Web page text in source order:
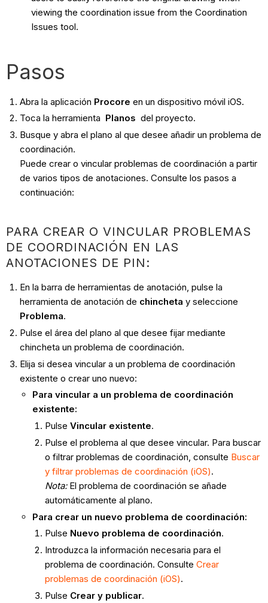
viewing the coordination issue from the Coordination
Issues tool.
Pasos
Abra la aplicación Procore en un dispositivo móvil iOS.
Toca la herramienta Planos del proyecto.
Busque y abra el plano al que desee añadir un problema de
coordinación.
Puede crear o vincular problemas de coordinación a partir
de varios tipos de anotaciones. Consulte los pasos a
continuación:
PARA CREAR O VINCULAR PROBLEMAS
DE COORDINACIÓN EN LAS
ANOTACIONES DE PIN:
En la barra de herramientas de anotación, pulse la
herramienta de anotación de chincheta y seleccione
Problema.
Pulse el área del plano al que desee fijar mediante
chincheta un problema de coordinación.
Elija si desea vincular a un problema de coordinación
existente o crear uno nuevo:
Para vincular a un problema de coordinación
existente:
Pulse Vincular existente.
Pulse el problema al que desee vincular. Para buscar
o filtrar problemas de coordinación, consulte Buscar
y filtrar problemas de coordinación (iOS).
Nota: El problema de coordinación se añade
automáticamente al plano.
Para crear un nuevo problema de coordinación:
Pulse Nuevo problema de coordinación.
Introduzca la información necesaria para el
problema de coordinación. Consulte Crear
problemas de coordinación (iOS).
Pulse Crear y publicar.